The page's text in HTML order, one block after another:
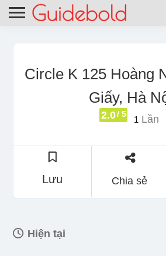
Circle K 125 Hoàng
Giấy, Hà
2.0/ 5
1 Lần
Lưu Chia sẻ
Hiện tại